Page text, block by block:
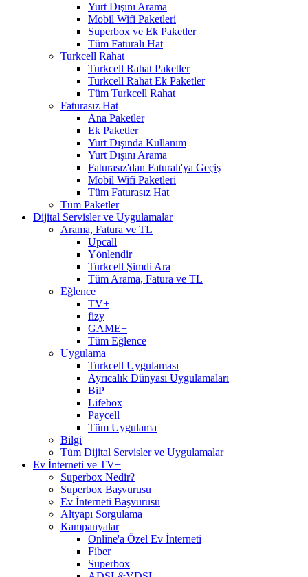
Yurt Dışını Arama
Mobil Wifi Paketleri
Superbox ve Ek Paketler
Tüm Faturalı Hat
Turkcell Rahat
Turkcell Rahat Paketler
Turkcell Rahat Ek Paketler
Tüm Turkcell Rahat
Faturasız Hat
Ana Paketler
Ek Paketler
Yurt Dışında Kullanım
Yurt Dışını Arama
Faturasız'dan Faturalı'ya Geçiş
Mobil Wifi Paketleri
Tüm Faturasız Hat
Tüm Paketler
Dijital Servisler ve Uygulamalar
Arama, Fatura ve TL
Upcall
Yönlendir
Turkcell Şimdi Ara
Tüm Arama, Fatura ve TL
Eğlence
TV+
fizy
GAME+
Tüm Eğlence
Uygulama
Turkcell Uygulaması
Ayrıcalık Dünyası Uygulamaları
BiP
Lifebox
Paycell
Tüm Uygulama
Bilgi
Tüm Dijital Servisler ve Uygulamalar
Ev İnterneti ve TV+
Superbox Nedir?
Superbox Başvurusu
Ev İnterneti Başvurusu
Altyapı Sorgulama
Kampanyalar
Online'a Özel Ev İnterneti
Fiber
Superbox